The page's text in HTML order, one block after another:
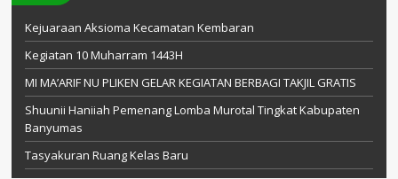
Kejuaraan Aksioma Kecamatan Kembaran
Kegiatan 10 Muharram 1443H
MI MA’ARIF NU PLIKEN GELAR KEGIATAN BERBAGI TAKJIL GRATIS
Shuunii Haniiah Pemenang Lomba Murotal Tingkat Kabupaten
Banyumas
Tasyakuran Ruang Kelas Baru